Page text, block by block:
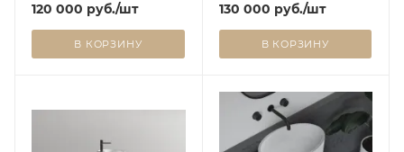
120 000 руб./шт
В КОРЗИНУ
130 000 руб./шт
В КОРЗИНУ